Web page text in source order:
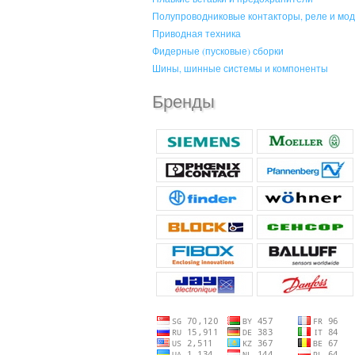
Полупроводниковые контакторы, реле и
Приводная техника
Фидерные (пусковые) сборки
Шины, шинные системы и компоненты
Бренды